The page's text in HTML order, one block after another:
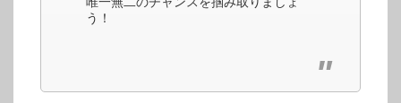
う！